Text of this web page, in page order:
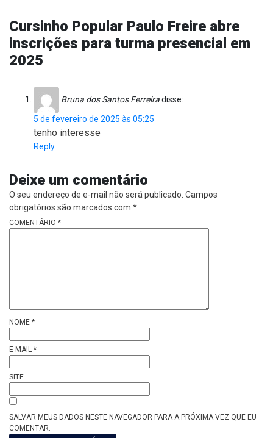
Cursinho Popular Paulo Freire abre
inscrições para turma presencial em
2025
Bruna dos Santos Ferreiradisse:
5 de fevereiro de 2025 às 05:25
tenho interesse
Reply
Deixe um comentário
O seu endereço de e-mail não será publicado. Campos
obrigatórios são marcados com *
COMENTÁRIO *
NOME *
E-MAIL *
SITE
SALVAR MEUS DADOS NESTE NAVEGADOR PARA A PRÓXIMA VEZ QUE EU
COMENTAR.